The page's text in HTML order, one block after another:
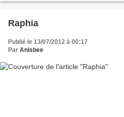
Raphia
Publié le 13/07/2012 à 00:17
Par Anisbee